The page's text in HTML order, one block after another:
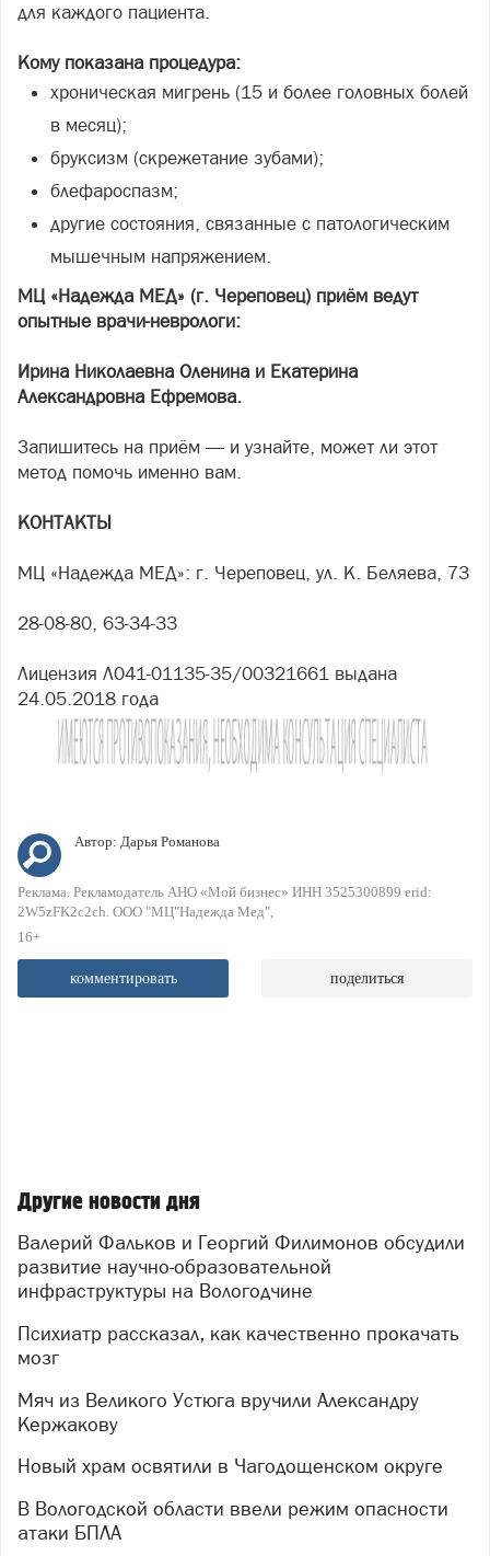
для каждого пациента.
Кому показана процедура:
хроническая мигрень (15 и более головных болей
в месяц);
бруксизм (скрежетание зубами);
блефароспазм;
другие состояния, связанные с патологическим
мышечным напряжением.
МЦ «Надежда МЕД» (г. Череповец) приём ведут
опытные врачи-неврологи:
Ирина Николаевна Оленина и Екатерина
Александровна Ефремова.
Запишитесь на приём — и узнайте, может ли этот
метод помочь именно вам.
КОНТАКТЫ
МЦ «Надежда МЕД»: г. Череповец, ул. К. Беляева, 73
28-08-80, 63-34-33
Лицензия Л041-01135-35/00321661 выдана
24.05.2018 года
Автор: Дарья Романова
Реклама. Рекламодатель АНО «Мой бизнес» ИНН 3525300899 erid:
2W5zFK2c2ch. ООО "МЦ"Надежда Мед"
16+
комментировать поделиться
Другие новости дня
Валерий Фальков и Георгий Филимонов обсудили
развитие научно-образовательной
инфраструктуры на Вологодчине
Психиатр рассказал, как качественно прокачать
мозг
Мяч из Великого Устюга вручили Александру
Кержакову
Новый храм освятили в Чагодощенском округе
В Вологодской области ввели режим опасности
атаки БПЛА